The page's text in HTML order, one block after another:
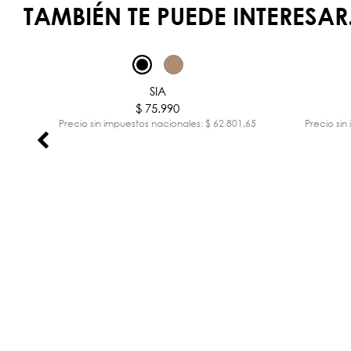
TAMBIÉN TE PUEDE
SIA
$ 75.990
Precio sin impuestos nacionales: $ 62.801,65 Precio